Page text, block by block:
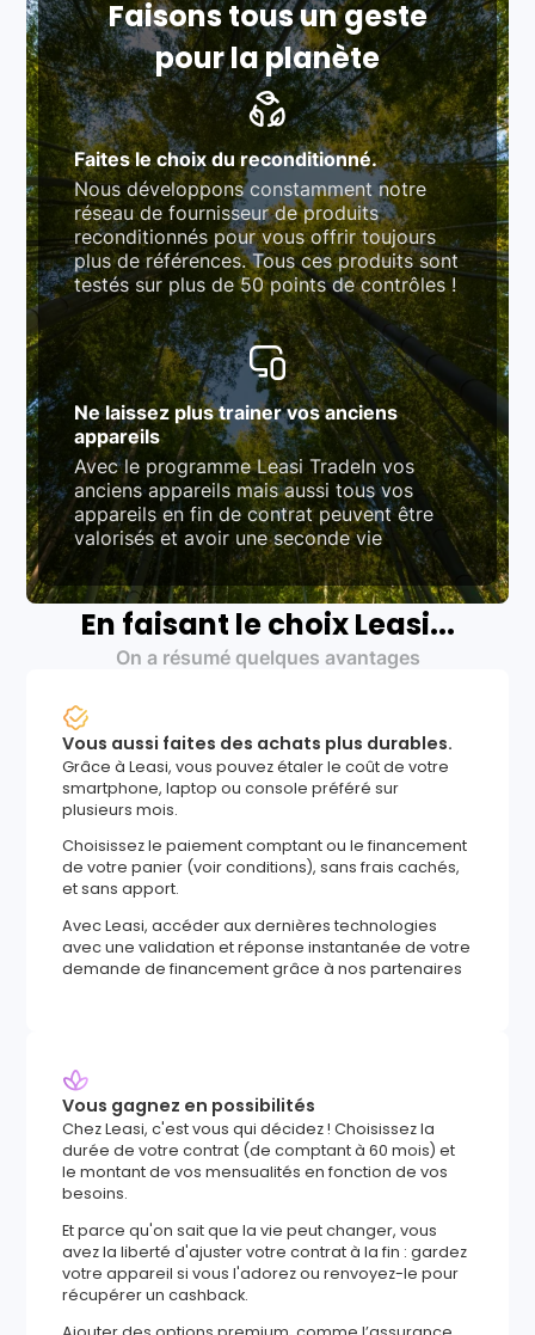
Faisons tous un geste
pour la planète
Faites le choix du reconditionné.
Nous développons constamment notre
réseau de fournisseur de produits
reconditionnés pour vous offrir toujours
plus de références. Tous ces produits sont
testés sur plus de 50 points de contrôles !
Ne laissez plus trainer vos anciens
appareils
Avec le programme Leasi TradeIn vos
anciens appareils mais aussi tous vos
appareils en fin de contrat peuvent être
valorisés et avoir une seconde vie
En faisant le choix Leasi...
On a résumé quelques avantages
Vous aussi faites des achats plus durables.
Grâce à Leasi, vous pouvez étaler le coût de votre
smartphone, laptop ou console préféré sur
plusieurs mois.
Choisissez le paiement comptant ou le financement
de votre panier (voir conditions), sans frais cachés,
et sans apport.
Avec Leasi, accéder aux dernières technologies
avec une validation et réponse instantanée de votre
demande de financement grâce à nos partenaires
Vous gagnez en possibilités
Chez Leasi, c'est vous qui décidez ! Choisissez la
durée de votre contrat (de comptant à 60 mois) et
le montant de vos mensualités en fonction de vos
besoins.
Et parce qu'on sait que la vie peut changer, vous
avez la liberté d'ajuster votre contrat à la fin : gardez
votre appareil si vous l'adorez ou renvoyez-le pour
récupérer un cashback.